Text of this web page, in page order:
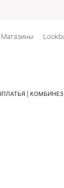
Магазины
ПЛАТЬЯ |